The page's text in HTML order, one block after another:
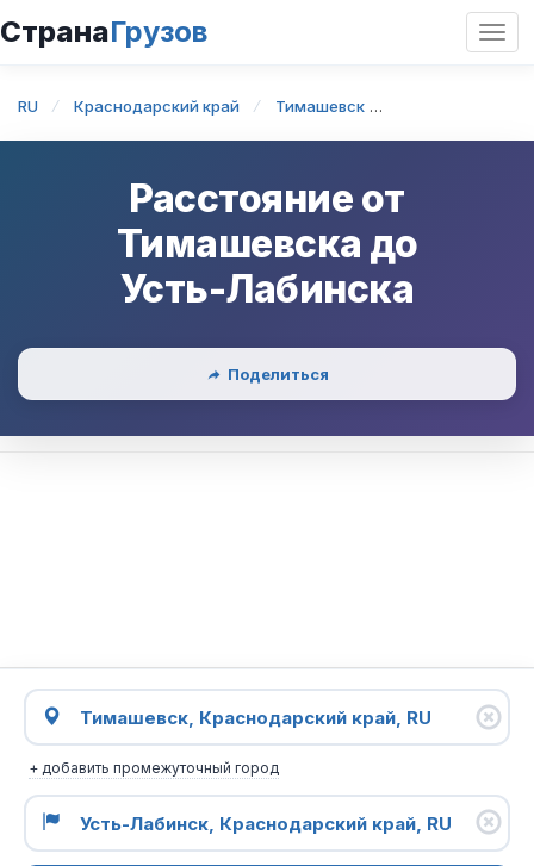
СтранаГрузов
RU Краснодарский край Тимашевск
Расстояние от
Тимашевска до
Усть-Лабинска
Поделиться
+ добавить промежуточный город